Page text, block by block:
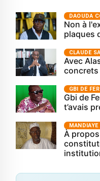
‎DAOUDA
Non à
plaques
CLAUDE
Avec
concrets
GBI DE FER
Gbi de
t’avais
MANDIAYE
À